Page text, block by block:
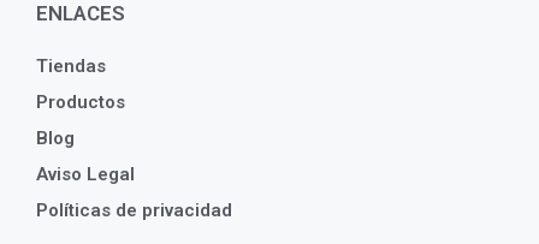
ENLACES
Tiendas
Productos
Blog
Aviso Legal
Políticas de privacidad